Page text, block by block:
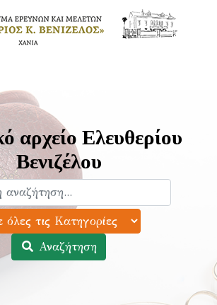
αρχείο Ελευθερίου
Βενιζέλου
Αναζήτηση